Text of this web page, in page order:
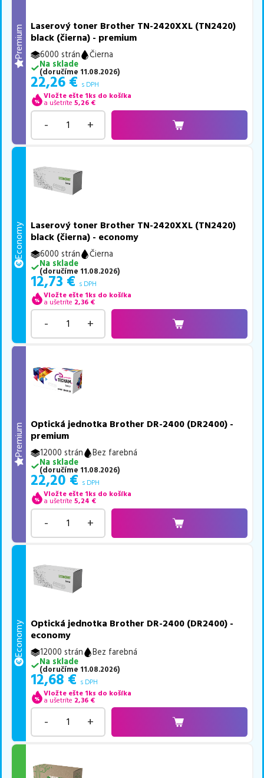
Premium
Laserový toner Brother TN-2420XXL (TN2420)
black (čierna) - premium
6000 strán
Čierna
Na sklade
(doručíme 11.08.2026)
22,26 € s DPH
Vložte ešte 1ks do košíka
a ušetríte 5,26 €
- +
Economy
Laserový toner Brother TN-2420XXL (TN2420)
black (čierna) - economy
6000 strán
Čierna
Na sklade
(doručíme 11.08.2026)
12,73 € s DPH
Vložte ešte 1ks do košíka
a ušetríte 2,36 €
- +
Premium
Optická jednotka Brother DR-2400 (DR2400) -
premium
12000 strán
Bez farebná
Na sklade
(doručíme 11.08.2026)
22,20 € s DPH
Vložte ešte 1ks do košíka
a ušetríte 5,24 €
- +
Economy
Optická jednotka Brother DR-2400 (DR2400) -
economy
12000 strán
Bez farebná
Na sklade
(doručíme 11.08.2026)
12,68 € s DPH
Vložte ešte 1ks do košíka
a ušetríte 2,36 €
- +